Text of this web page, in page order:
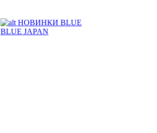
НОВИНКИ BLUE
BLUE JAPAN